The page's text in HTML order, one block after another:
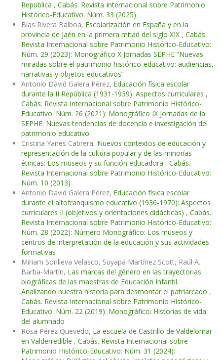
Republica , Cabás. Revista Internacional sobre Patrimonio
Histórico-Educativo: Núm. 33 (2025)
Blas Rivera Balboa, Escolarización en España y en la
provincia de Jaén en la primera mitad del siglo XIX , Cabás.
Revista Internacional sobre Patrimonio Histórico-Educativo:
Núm. 29 (2023): Monográfico X Jornadas SEPHE “Nuevas
miradas sobre el patrimonio histórico-educativo: audiencias,
narrativas y objetos educativos”
Antonio David Galera Pérez, Educación física escolar
durante la II República (1931-1939): Aspectos curriculares ,
Cabás. Revista Internacional sobre Patrimonio Histórico-
Educativo: Núm. 26 (2021): Monográfico IX Jornadas de la
SEPHE: Nuevas tendencias de docencia e investigación del
patrimonio educativo
Cristina Yanes Cabrera, Nuevos contextos de educación y
representación de la cultura popular y de las minorías
étnicas: Los museos y su función educadora , Cabás.
Revista Internacional sobre Patrimonio Histórico-Educativo:
Núm. 10 (2013)
Antonio David Galera Pérez, Educación física escolar
durante el altofranquismo educativo (1936-1970): Aspectos
curriculares II (objetivos y orientaciones didácticas) , Cabás.
Revista Internacional sobre Patrimonio Histórico-Educativo:
Núm. 28 (2022): Número Monográfico: Los museos y
centros de interpretación de la educación y sus actividades
formativas
Miriam Sonlleva Velasco, Suyapa Martínez Scott, Raúl A.
Barba-Martín, Las marcas del género en las trayectorias
biográficas de las maestras de Educación Infantil.
Analizando nuestra historia para desmontar el patriarcado ,
Cabás. Revista Internacional sobre Patrimonio Histórico-
Educativo: Núm. 22 (2019): Monográfico: Historias de vida
del alumnado
Rosa Pérez Quevedo, La escuela de Castrillo de Valdelomar
en Valderredible , Cabás. Revista Internacional sobre
Patrimonio Histórico-Educativo: Núm. 31 (2024):